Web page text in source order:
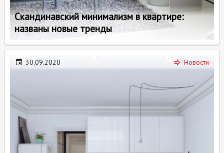
Скандинавский минимализм в квартире:
названы новые тренды
30.09.2020 Новости